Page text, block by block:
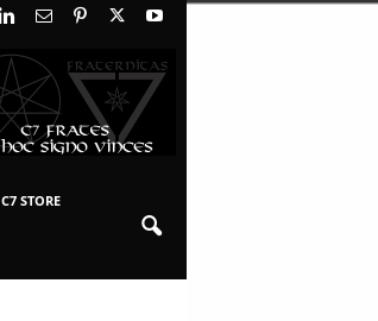
C7 STORE